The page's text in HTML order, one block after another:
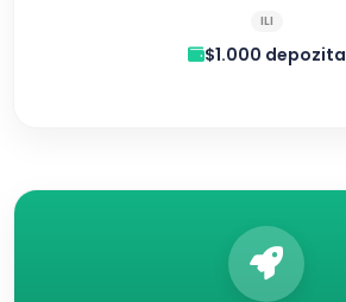
ILI
$1.000 depozita